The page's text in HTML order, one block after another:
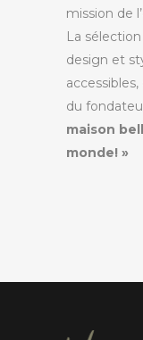
mission de
La
design et
du
maison
monde! »